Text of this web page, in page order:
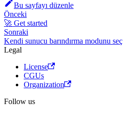
Bu sayfayı düzenle
Önceki
🚀 Get started
Sonraki
Kendi sunucu barındırma modunu seç
Legal
License
CGUs
Organization
Follow us